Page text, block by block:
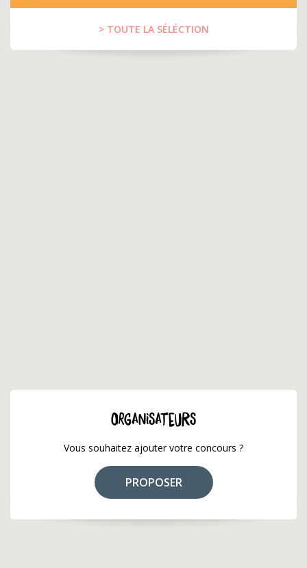
> TOUTE LA SÉLÉCTION
ORGANISATEURS
Vous souhaitez ajouter votre concours ?
PROPOSER